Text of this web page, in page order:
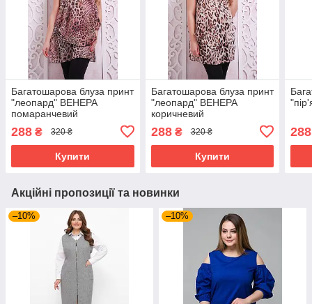
Багатошарова блуза принт
"леопард" ВЕНЕРА
помаранчевий
288 ₴ 320 ₴
Купити
Багатошарова блуза принт
"леопард" ВЕНЕРА
коричневий
288₴ 320 ₴
Купити
288
Акційні пропозиції та новинки
–10% –10%